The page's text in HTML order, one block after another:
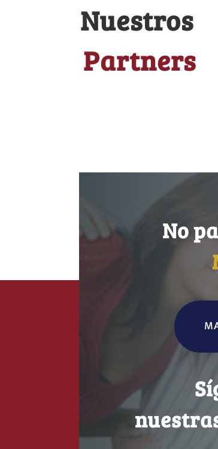
Nuestros
Partners
No